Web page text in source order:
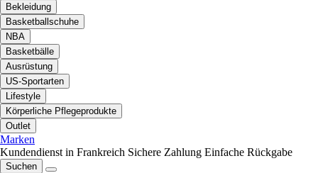
Bekleidung
Basketballschuhe
NBA
Basketbälle
Ausrüstung
US-Sportarten
Lifestyle
Körperliche Pflegeprodukte
Outlet
Marken
Kundendienst in Frankreich Sichere Zahlung Einfache Rückgabe
Suchen